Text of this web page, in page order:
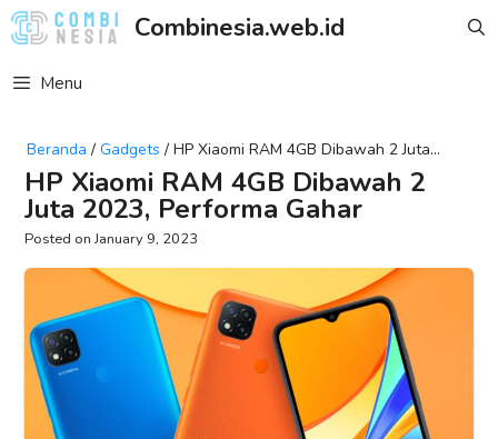
Skip
to
Combinesia.web.id
Menu
Beranda / Gadgets / HP Xiaomi RAM 4GB Dibawah 2 Juta
2023, Performa Gahar
HP Xiaomi RAM 4GB Dibawah 2
Juta 2023, Performa Gahar
January 9, 2023